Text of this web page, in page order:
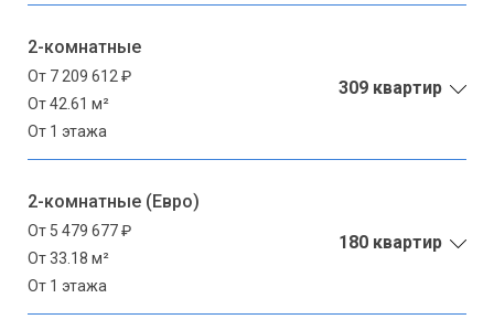
2-комнатные
От 7 209 612 ₽
От 42.61 м²
От 1 этажа
309 квартир
2-комнатные (Евро)
От 5 479 677 ₽
От 33.18 м²
От 1 этажа
180 квартир